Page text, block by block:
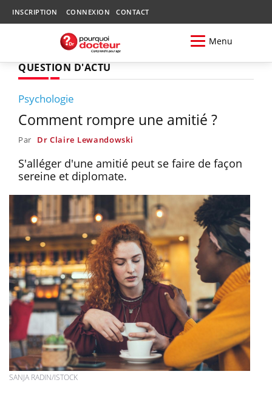
INSCRIPTION CONNEXION CONTACT
Menu
QUESTION D'ACTU
Psychologie
Comment rompre une amitié ?
Par Dr Claire Lewandowski
S'alléger d'une amitié peut se faire de façon
sereine et diplomate.
SANJA RADIN/ISTOCK